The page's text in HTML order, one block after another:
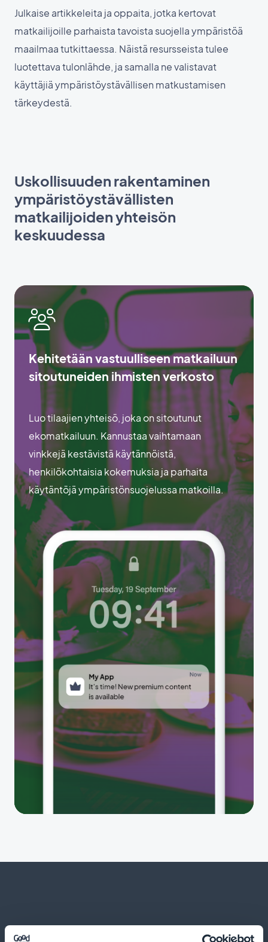
Julkaise artikkeleita ja oppaita, jotka kertovat
matkailijoille parhaista tavoista suojella ympäristöä
maailmaa tutkittaessa. Näistä resursseista tulee
luotettava tulonlähde, ja samalla ne valistavat
käyttäjiä ympäristöystävällisen matkustamisen
tärkeydestä.
Uskollisuuden rakentaminen
ympäristöystävällisten
matkailijoiden yhteisön
keskuudessa
Kehitetään vastuulliseen matkailuun
sitoutuneiden ihmisten verkosto
Luo tilaajien yhteisö, joka on sitoutunut
ekomatkailuun. Kannustaa vaihtamaan
vinkkejä kestävistä käytännöistä,
henkilökohtaisia kokemuksia ja parhaita
käytäntöjä ympäristönsuojelussa matkoilla.
Ja paljon muuta